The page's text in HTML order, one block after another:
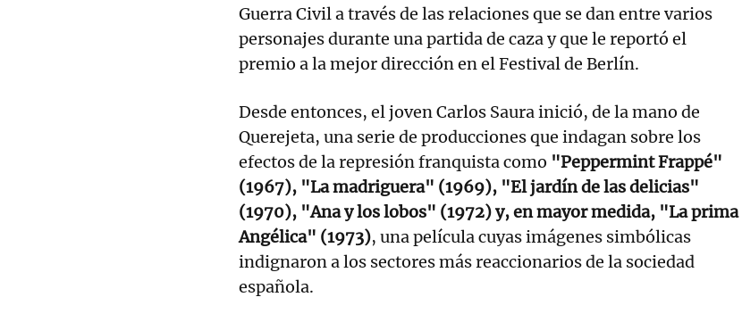
Guerra Civil a través de las relaciones que se dan entre varios
personajes durante una partida de caza y que le reportó el
premio a la mejor dirección en el Festival de Berlín.
Desde entonces, el joven Carlos Saura inició, de la mano de
Querejeta, una serie de producciones que indagan sobre los
efectos de la represión franquista como "Peppermint Frappé"
(1967), "La madriguera" (1969), "El jardín de las delicias"
(1970), "Ana y los lobos" (1972) y, en mayor medida, "La prima
Angélica" (1973), una película cuyas imágenes simbólicas
indignaron a los sectores más reaccionarios de la sociedad
española.